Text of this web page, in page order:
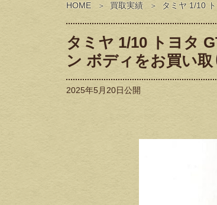
HOME 買取実績 タミヤ 1/10
タミヤ 1/10 トヨタ
ン ボディをお買い
2025年5月20日公開